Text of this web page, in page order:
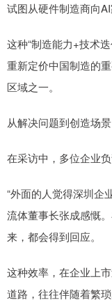
试图从硬件制造商向AI
这种“制造能力+技术
重新定价中国制造的
区域之一。
从解决问题到创造场
在采访中，多位企业负
“外面的人觉得深圳企
流体董事长张成感慨
来，都会得到回应。
这种效率，在企业上
道路，往往伴随着繁